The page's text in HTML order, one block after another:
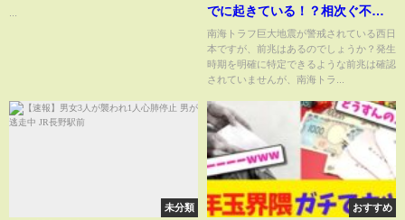
でに起きている！？相次ぐ不気
味な動きの正体
南海トラフ巨大地震が警戒されている西日
本ですが、前兆はあるのでしょうか？発生
時期を明確に特定できるような前兆は確認
されていませんが、南海トラ...
未分類 おすすめ